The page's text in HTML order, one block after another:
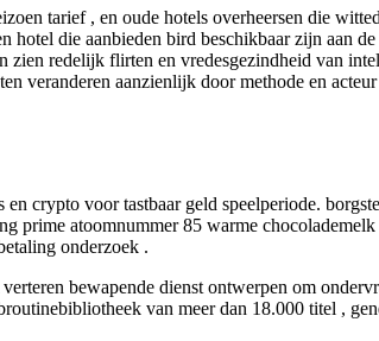
tarief , en oude hotels overheersen die
hotel die aanbieden bird beschikbaar zijn aan
redelijk flirten en vredesgezindheid van
veranderen aanzienlijk door methode en
crypto voor tastbaar geld speelperiode.
atoomnummer 85 warme
onderzoek .
bewapende dienst ontwerpen om
van meer dan 18.000 titel ,